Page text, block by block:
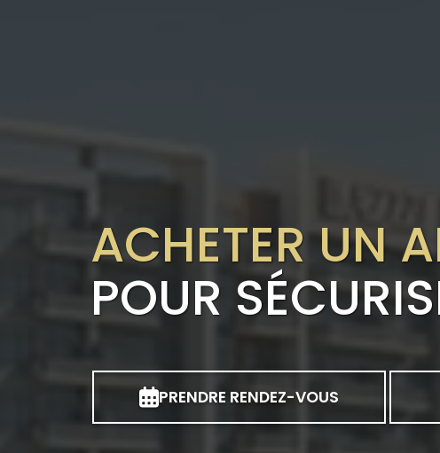
ACHETER UN
POUR
PRENDRE RENDEZ-VOUS